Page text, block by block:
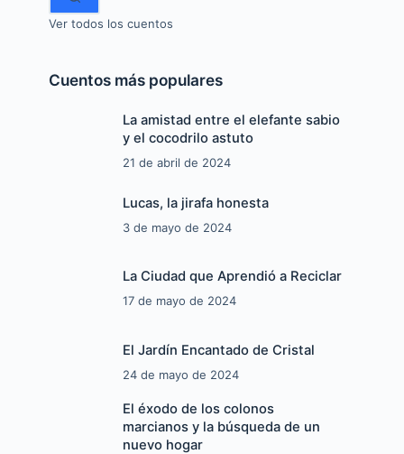
Ver todos los cuentos
Cuentos más populares
La amistad entre el elefante sabio
y el cocodrilo astuto
21 de abril de 2024
Lucas, la jirafa honesta
3 de mayo de 2024
La Ciudad que Aprendió a Reciclar
17 de mayo de 2024
El Jardín Encantado de Cristal
24 de mayo de 2024
El éxodo de los colonos
marcianos y la búsqueda de un
nuevo hogar